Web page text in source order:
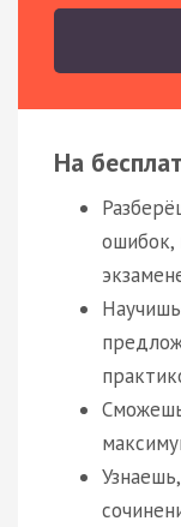
На
ошибок,